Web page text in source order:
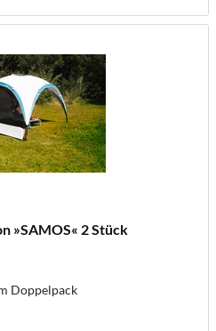
»SAMOS« 2 Stück
Doppelpack